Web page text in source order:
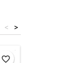
>
<
favorite_border